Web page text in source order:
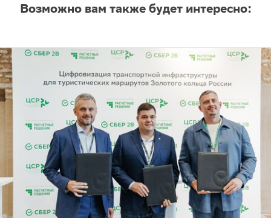
Возможно вам также будет интересно: